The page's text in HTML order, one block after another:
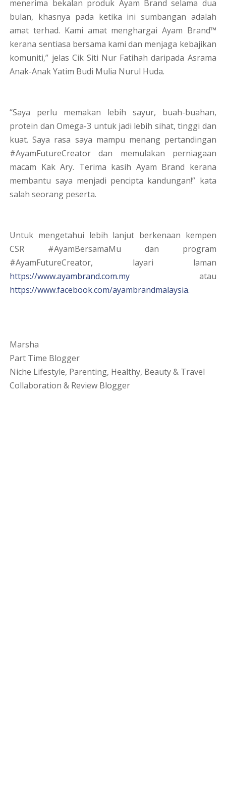
menerima bekalan produk Ayam Brand selama dua
bulan, khasnya pada ketika ini sumbangan adalah
amat terhad. Kami amat menghargai Ayam Brand™
kerana sentiasa bersama kami dan menjaga kebajikan
komuniti,” jelas Cik Siti Nur Fatihah daripada Asrama
Anak-Anak Yatim Budi Mulia Nurul Huda.
“Saya perlu memakan lebih sayur, buah-buahan,
protein dan Omega-3 untuk jadi lebih sihat, tinggi dan
kuat. Saya rasa saya mampu menang pertandingan
#AyamFutureCreator dan memulakan perniagaan
macam Kak Ary. Terima kasih Ayam Brand kerana
membantu saya menjadi pencipta kandungan!” kata
salah seorang peserta.
Untuk mengetahui lebih lanjut berkenaan kempen
CSR #AyamBersamaMu dan program
#AyamFutureCreator, layari laman
https://www.ayambrand.com.my atau
https://www.facebook.com/ayambrandmalaysia.
Marsha
Part Time Blogger
Niche Lifestyle, Parenting, Healthy, Beauty & Travel
Collaboration & Review Blogger